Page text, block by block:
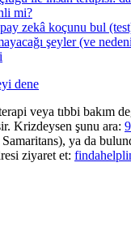
mi?
zekâ koçunu bul
şeyler (ve
dene
veya tıbbi bakım
Krizdeysen şunu ara:
ya da
ziyaret et: